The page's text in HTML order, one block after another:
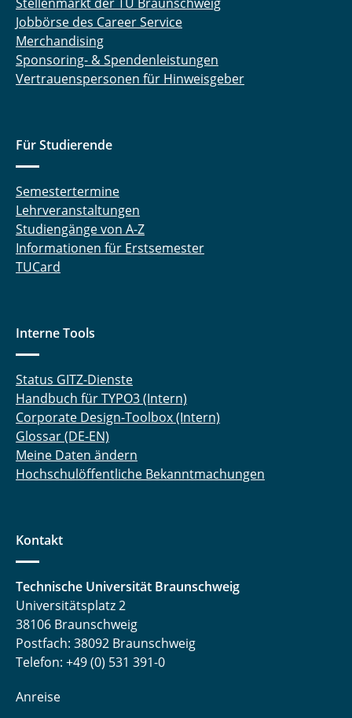
Jobbörse des Career Service
Merchandising
Sponsoring- & Spendenleistungen
Vertrauenspersonen für Hinweisgeber
Für Studierende
Semestertermine
Lehrveranstaltungen
Studiengänge von A-Z
Informationen für Erstsemester
TUCard
Interne Tools
Status GITZ-Dienste
Handbuch für TYPO3 (Intern)
Corporate Design-Toolbox (Intern)
Glossar (DE-EN)
Meine Daten ändern
Hochschulöffentliche Bekanntmachungen
Kontakt
Technische Universität Braunschweig
Universitätsplatz 2
38106 Braunschweig
Postfach: 38092 Braunschweig
Telefon: +49 (0) 531 391-0
Anreise